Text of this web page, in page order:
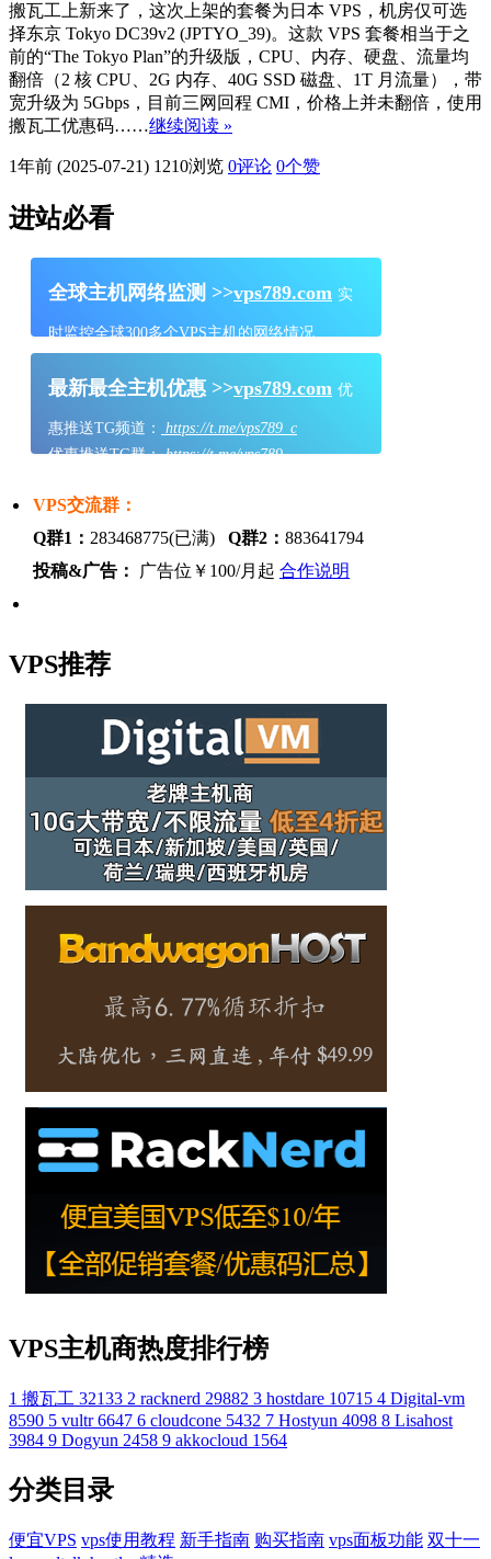
搬瓦工上新来了，这次上架的套餐为日本 VPS，机房仅可选
择东京 Tokyo DC39v2 (JPTYO_39)。这款 VPS 套餐相当于之
前的“The Tokyo Plan”的升级版，CPU、内存、硬盘、流量均
翻倍（2 核 CPU、2G 内存、40G SSD 磁盘、1T 月流量），带
宽升级为 5Gbps，目前三网回程 CMI，价格上并未翻倍，使用
搬瓦工优惠码……继续阅读 »
1年前 (2025-07-21) 1210浏览 0评论 0个赞
进站必看
全球主机网络监测 >>vps789.com 实
时监控全球300多个VPS主机的网络情况
最新最全主机优惠 >>vps789.com 优
惠推送TG频道：
https://t.me/vps789_c
优惠推送TG群：https://t.me/vps789
VPS交流群：
Q群1： 283468775(已满) Q群2： 883641794
投稿&广告：
广告位￥100/月起 合作说明
VPS推荐
VPS主机商热度排行榜
1 搬瓦工 32133 2 racknerd 29882 3 hostdare 10715 4 Digital-vm
8590 5 vultr 6647 6 cloudcone 5432 7 Hostyun 4098 8 Lisahost
3984 9 Dogyun 2458 9 akkocloud 1564
分类目录
便宜VPS vps使用教程 新手指南 购买指南 vps面板功能 双十一